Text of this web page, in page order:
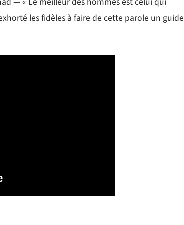
les fidèles à faire de cette parole un guide